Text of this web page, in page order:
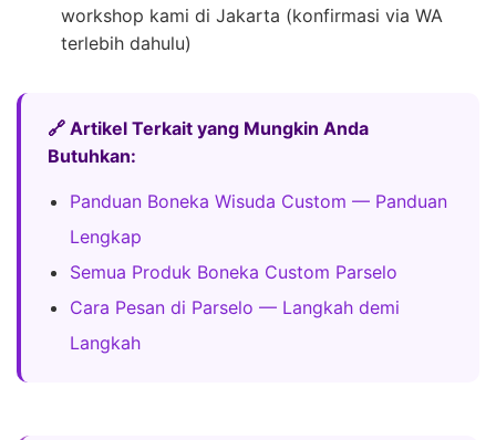
workshop kami di Jakarta (konfirmasi via WA
terlebih dahulu)
🔗 Artikel Terkait yang Mungkin Anda
Butuhkan:
Panduan Boneka Wisuda Custom — Panduan
Lengkap
Semua Produk Boneka Custom Parselo
Cara Pesan di Parselo — Langkah demi
Langkah